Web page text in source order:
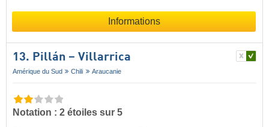
Informations
13. Pillán – Villarrica
Amérique du Sud Chili Araucanie
Notation : 2 étoiles sur 5